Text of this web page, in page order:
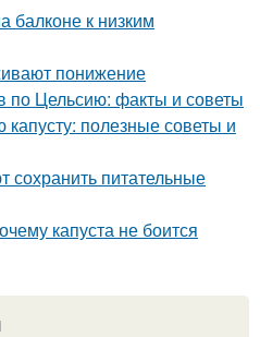
балконе к низким
понижение
по Цельсию: факты и советы
полезные советы и
сохранить питательные
капуста не боится